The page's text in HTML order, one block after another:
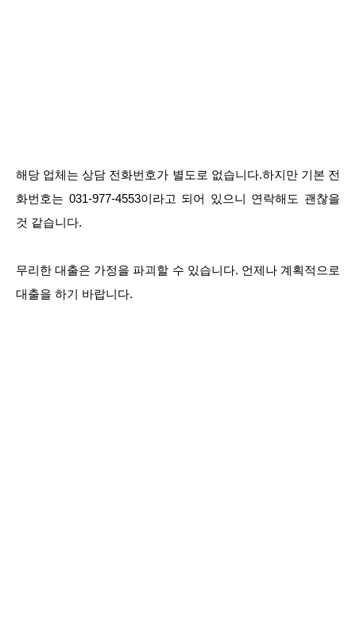
해당 업체는 상담 전화번호가 별도로 없습니다.하지만 기본 전
화번호는 031-977-4553이라고 되어 있으니 연락해도 괜찮을
것 같습니다.
무리한 대출은 가정을 파괴할 수 있습니다. 언제나 계획적으로
대출을 하기 바랍니다.